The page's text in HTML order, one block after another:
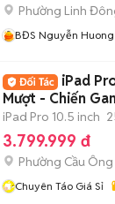
Phường Linh
BĐS Nguyễn Huong
iPad
Mượt - Chiến
iPad Pro 10.5 inch
3.799.999 đ
Phường Cầu
Chuyên Táo Giá Sỉ